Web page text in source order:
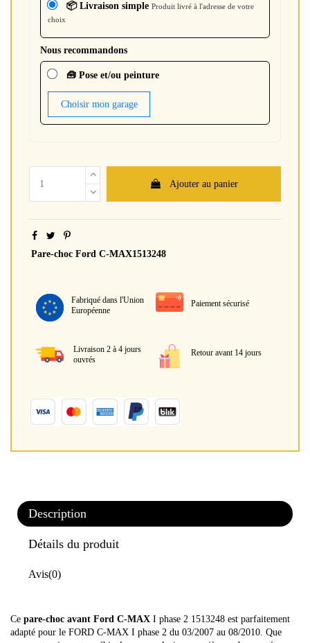
📦 Livraison simple Produit livré à l'adresse de votre
choix
Nous recommandons
🧰 Pose et/ou peinture
Choisir mon garage
Ajouter au panier
Pare-choc Ford C-MAX1513248
Fabriqué dans l'Union
Européenne
Paiement sécurisé
Livraison 2 à 4 jours
ouvrés
Retour avant 14 jours
Description
Détails du produit
Avis(0)
Ce pare-choc avant Ford C-MAX I phase 2 1513248 est parfaitement
adapté pour le FORD C-MAX I phase 2 du 03/2007 au 08/2010. Que